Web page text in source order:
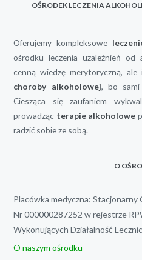
OŚRODEK LECZENIA
Oferujemy kompleksowe
ośrodku leczenia uzależnień
cenną wiedzę merytoryczną,
choroby alkoholowej, bo sami
Ciesząca się zaufaniem
prowadząc terapie alkoholowe
radzić sobie ze sobą.
O
Placówka medyczna: Stacjonarny
Nr 000000287252 w rejestrze
Wykonujących Działalność
O naszym ośrodku